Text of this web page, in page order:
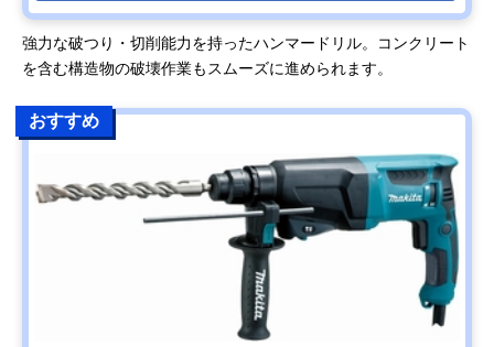
強力な破つり・切削能力を持ったハンマードリル。コンクリート
を含む構造物の破壊作業もスムーズに進められます。
おすすめ